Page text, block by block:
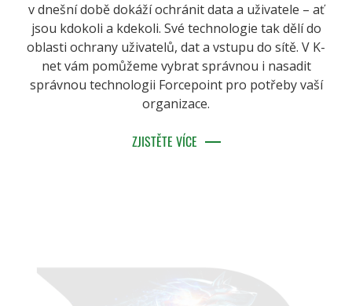
v dnešní době dokáží ochránit data a uživatele – ať
jsou kdokoli a kdekoli. Své technologie tak dělí do
oblasti ochrany uživatelů, dat a vstupu do sítě. V K-
net vám pomůžeme vybrat správnou i nasadit
správnou technologii Forcepoint pro potřeby vaší
organizace.
ZJISTĚTE VÍCE